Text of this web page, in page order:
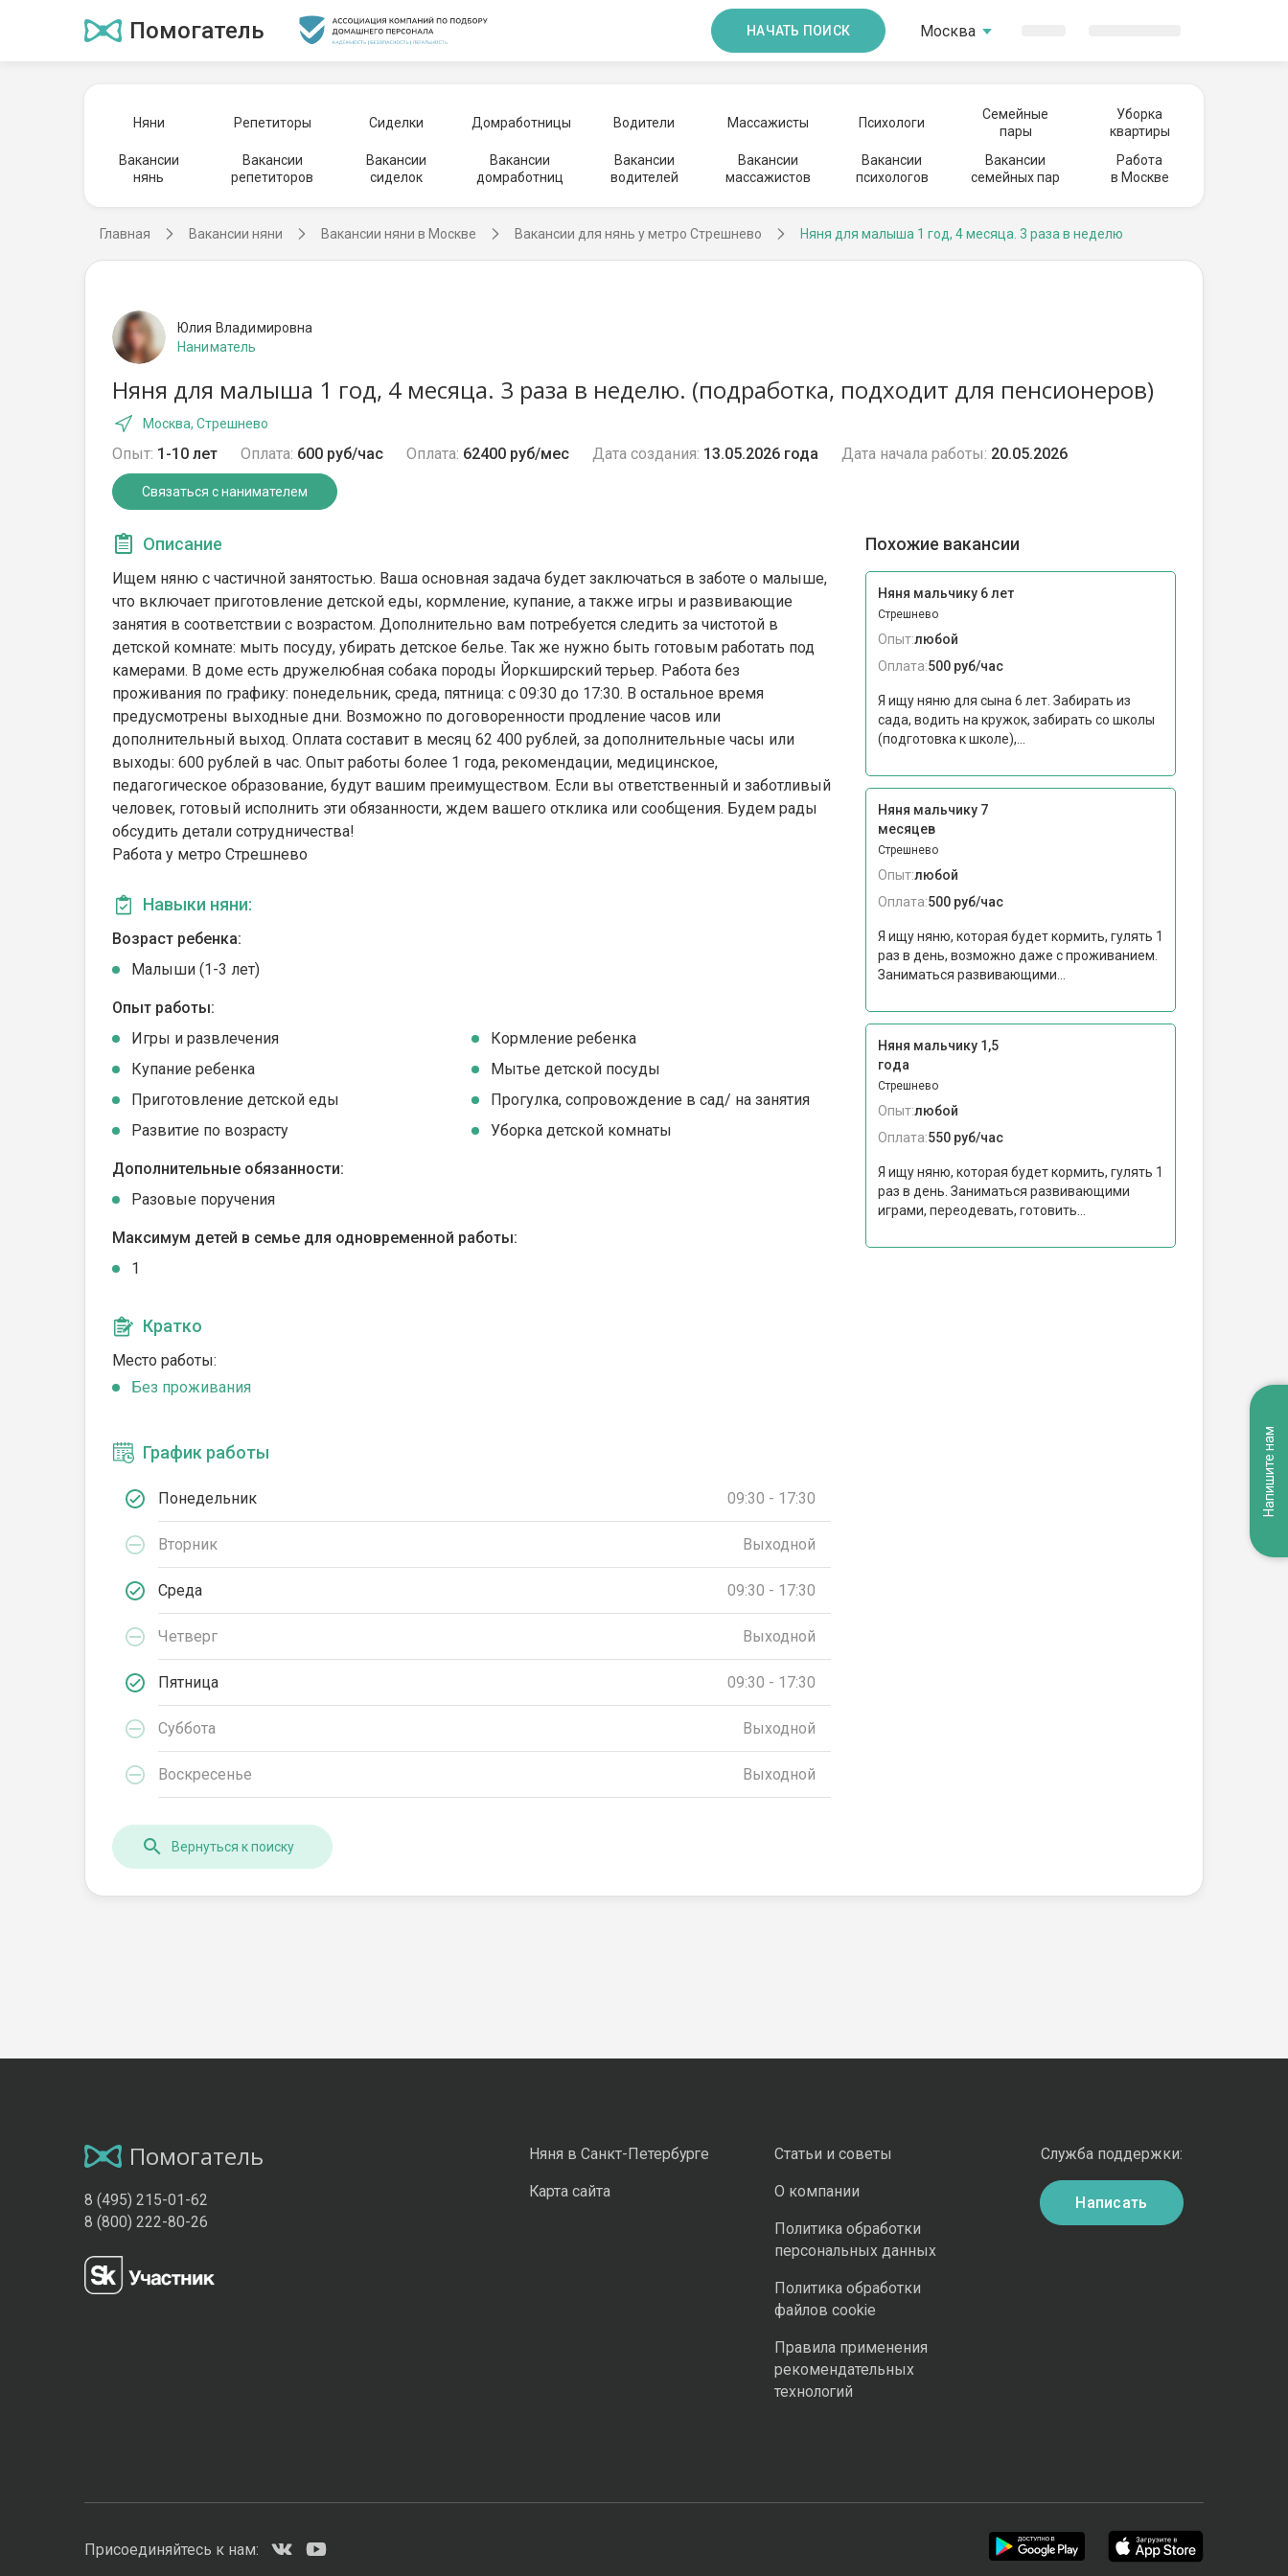
Помогатель НАЧАТЬ ПОИСК Москва
Няни Репетиторы Сиделки Домработницы Водители Массажисты Психологи
Семейные
пары
Уборка
квартиры
Вакансии
нянь
Вакансии
репетиторов
Вакансии
сиделок
Вакансии
домработниц
Вакансии
водителей
Вакансии
массажистов
Вакансии
психологов
Вакансии
семейных пар
Работа
в Москве
Главная Вакансии няни Вакансии няни в Москве Вакансии для нянь у метро Стрешнево Няня для малыша 1 год, 4 месяца. 3 раза в неделю
Юлия Владимировна
Наниматель
Няня для малыша 1 год, 4 месяца. 3 раза в неделю. (подработка, подходит для пенсионеров)
Москва, Стрешнево
Опыт: 1-10 лет Оплата: 600 руб/час Оплата: 62400 руб/мес Дата создания: 13.05.2026 года Дата начала работы: 20.05.2026
Связаться с нанимателем
Описание
Ищем няню с частичной занятостью. Ваша основная задача будет заключаться в заботе о малыше,
что включает приготовление детской еды, кормление, купание, а также игры и развивающие
занятия в соответствии с возрастом. Дополнительно вам потребуется следить за чистотой в
детской комнате: мыть посуду, убирать детское белье. Так же нужно быть готовым работать под
камерами. В доме есть дружелюбная собака породы Йоркширский терьер. Работа без
проживания по графику: понедельник, среда, пятница: с 09:30 до 17:30. В остальное время
предусмотрены выходные дни. Возможно по договоренности продление часов или
дополнительный выход. Оплата составит в месяц 62 400 рублей, за дополнительные часы или
выходы: 600 рублей в час. Опыт работы более 1 года, рекомендации, медицинское,
педагогическое образование, будут вашим преимуществом. Если вы ответственный и заботливый
человек, готовый исполнить эти обязанности, ждем вашего отклика или сообщения. Будем рады
обсудить детали сотрудничества!
Работа у метро Стрешнево
Навыки няни:
Возраст ребенка:
Малыши (1-3 лет)
Опыт работы:
Игры и развлечения
Кормление ребенка
Купание ребенка
Мытье детской посуды
Приготовление детской еды
Прогулка, сопровождение в сад/ на занятия
Развитие по возрасту
Уборка детской комнаты
Дополнительные обязанности:
Разовые поручения
Максимум детей в семье для одновременной работы:
1
Кратко
Место работы:
Без проживания
График работы
Понедельник 09:30 - 17:30
Вторник Выходной
Среда 09:30 - 17:30
Четверг Выходной
Пятница 09:30 - 17:30
Суббота Выходной
Воскресенье Выходной
Похожие вакансии
Няня мальчику 6 лет
Стрешнево
Опыт:любой
Оплата:500 руб/час
Я ищу няню для сына 6 лет. Забирать из
сада, водить на кружок, забирать со школы
(подготовка к школе),...
Няня мальчику 7
месяцев
Стрешнево
Опыт:любой
Оплата:500 руб/час
Я ищу няню, которая будет кормить, гулять 1
раз в день, возможно даже с проживанием.
Заниматься развивающими...
Няня мальчику 1,5
года
Стрешнево
Опыт:любой
Оплата:550 руб/час
Я ищу няню, которая будет кормить, гулять 1
раз в день. Заниматься развивающими
играми, переодевать, готовить...
Вернуться к поиску
Помогатель
8 (495) 215-01-62
8 (800) 222-80-26
Няня в Санкт-Петербурге
Карта сайта
Статьи и советы
О компании
Политика обработки
персональных данных
Политика обработки
файлов cookie
Правила применения
рекомендательных
технологий
Служба поддержки:
Написать
Присоединяйтесь к нам:
Напишите нам